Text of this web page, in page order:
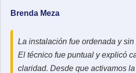
Brenda Meza
La instalación fue ordenada y
El técnico fue puntual y explicó
claridad. Desde que activamos